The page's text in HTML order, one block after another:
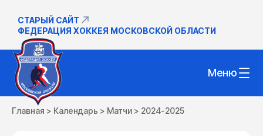
СТАРЫЙ САЙТ
ФЕДЕРАЦИЯ ХОККЕЯ МОСКОВСКОЙ ОБЛАСТИ
Меню
Главная > Календарь > Матчи > 2024-2025